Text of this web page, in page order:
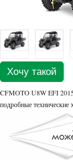
Хочу такой
CFMOTO U8W EFI
подробные